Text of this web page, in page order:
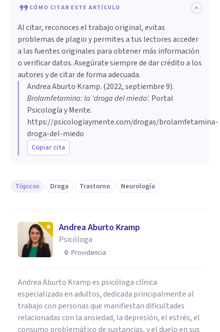
CÓMO CITAR ESTE ARTÍCULO
Al citar, reconoces el trabajo original, evitas
problemas de plagio y permites a tus lectores acceder
a las fuentes originales para obtener más información
o verificar datos. Asegúrate siempre de dar crédito a los
autores y de citar de forma adecuada.
Andrea Aburto Kramp. (2022, septiembre 9).
Brolamfetamina: la 'droga del miedo'. Portal
Psicología y Mente.
https://psicologiaymente.com/drogas/brolamfetamina-
droga-del-miedo
Copiar cita
Tópicos Droga Trastorno Neurología
Andrea Aburto Kramp
Psicóloga
Providencia
Andrea Aburto Kramp es psicóloga clínica
especializada en adultos, dedicada principalmente al
trabajo con personas que manifiestan dificultades
relacionadas con la ansiedad, la depresión, el estrés, el
consumo problemático de sustancias, y el duelo en sus